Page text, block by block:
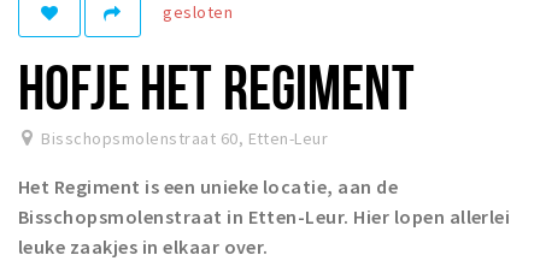
Winkelgebieden
Bezienswaardigheden
Musea, theaters & podia
Uitjes & activiteiten
Toeristische routes
gesloten
HOFJE HET REGIMENT
Bisschopsmolenstraat 60, Etten-Leur
Het Regiment is een unieke locatie, aan de
Bisschopsmolenstraat in Etten-Leur. Hier lopen allerlei
leuke zaakjes in elkaar over.